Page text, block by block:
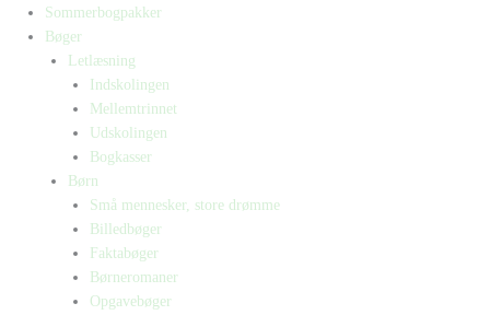
Sommerbogpakker
Bøger
Letlæsning
Indskolingen
Mellemtrinnet
Udskolingen
Bogkasser
Børn
Små mennesker, store drømme
Billedbøger
Faktabøger
Børneromaner
Opgavebøger